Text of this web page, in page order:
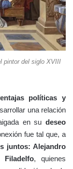
pintor del siglo XVIII
políticas y
una relación
en su deseo
fue tal que, a
juntos: Alejandro
Filadelfo, quienes